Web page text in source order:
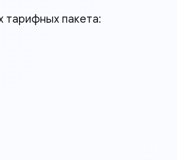
тарифных пакета: